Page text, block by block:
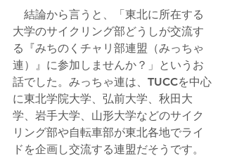
結論から言うと、「東北に所在する
大学のサイクリング部どうしが交流す
る『みちのくチャリ部連盟（みっちゃ
連）』に参加しませんか？」というお
話でした。みっちゃ連は、TUCCを中心
に東北学院大学、弘前大学、秋田大
学、岩手大学、山形大学などのサイク
リング部や自転車部が東北各地でライ
ドを企画し交流する連盟だそうです。